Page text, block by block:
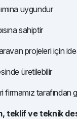
uygundur
sahiptir
projeleri için
üretilebilir
tarafından
teklif ve teknik